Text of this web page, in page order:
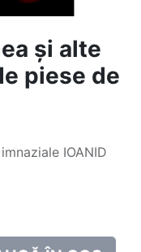
și alte
piese de
IOANID